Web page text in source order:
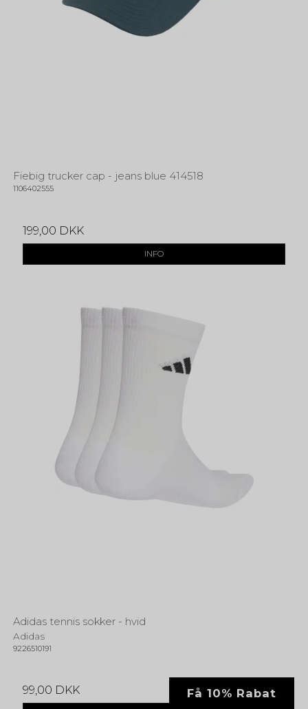
Fiebig trucker cap - jeans blue 414518
1106402555
199,00 DKK
INFO
Adidas tennis sokker - hvid
Adidas
9226510191
99,00 DKK Få 10% Rabat